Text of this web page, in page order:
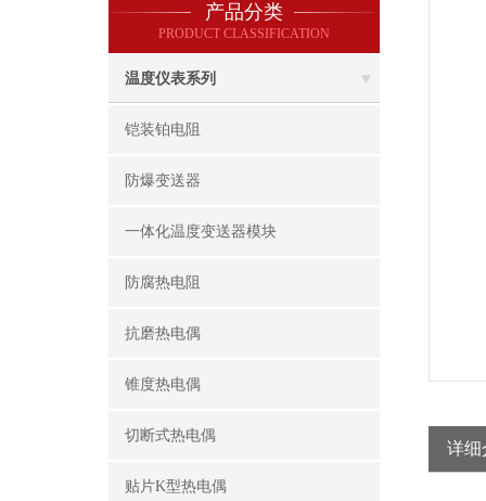
产品分类
PRODUCT CLASSIFICATION
温度仪表系列
铠装铂电阻
防爆变送器
一体化温度变送器模块
防腐热电阻
抗磨热电偶
锥度热电偶
切断式热电偶
贴片K型热电偶
详细